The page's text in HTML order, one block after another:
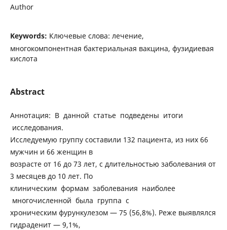
Author
Keywords: Ключевые слова: лечение,
многокомпонентная бактериальная вакцина, фузидиевая
кислота
Abstract
Аннотация: В данной статье подведены итоги
исследования.
Исследуемую группу составили 132 пациента, из них 66
мужчин и 66 женщин в
возрасте от 16 до 73 лет, с длительностью заболевания от
3 месяцев до 10 лет. По
клиническим формам заболевания наиболее
многочисленной была группа с
хроническим фурункулезом — 75 (56,8%). Реже выявлялся
гидраденит — 9,1%,